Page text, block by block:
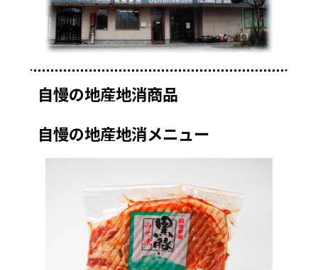
自慢の地産地消商品
自慢の地産地消メニュー